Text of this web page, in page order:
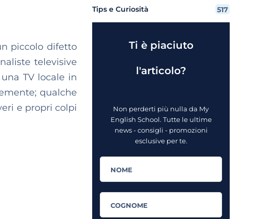
piccolo difetto
televisive
TV locale in
qualche
e propri colpi
Tips e Curiosità 517
Ti è piaciuto
l'articolo?
Non perderti più nulla da My
English School. Tutte le ultime
news - consigli - promozioni
esclusive per te.